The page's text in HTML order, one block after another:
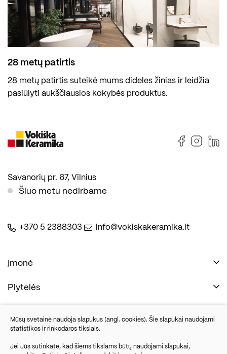
28 metų patirtis
28 metų patirtis suteikė mums dideles žinias ir leidžia
pasiūlyti aukščiausios kokybės produktus.
Savanorių pr. 67, Vilnius
Šiuo metu nedirbame
+370 5 2388303 info@vokiskakeramika.lt
Įmonė
Plytelės
Naudinga
Kontaktai
Mūsų svetainė naudoja slapukus (angl. cookies). Šie slapukai naudojami
statistikos ir rinkodaros tikslais.
Jei Jūs sutinkate, kad šiems tikslams būtų naudojami slapukai,